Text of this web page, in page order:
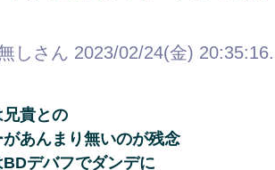
しさん 2023/02/24(金)
貴との
あんまり無いのが残念
デバフでダンデに